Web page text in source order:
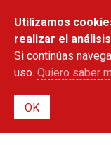
Utilizamos
realizar el
Si continúas
uso. Quiero saber